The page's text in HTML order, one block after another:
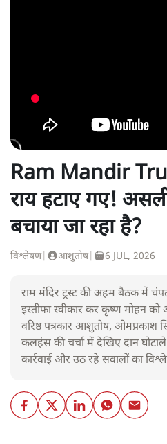
Ram Mandir
राय हटाए गए!
बचाया जा रहा है?
विश्लेषण| आशुतोष| 6 JUL, 2026
राम मंदिर ट्रस्ट की अहम बैठक में
इस्तीफा स्वीकार कर कृष्ण मोहन को
वरिष्ठ पत्रकार आशुतोष, ओमप्रकाश
कलहंस की चर्चा में देखिए दान
कार्रवाई और उठ रहे सवालों का